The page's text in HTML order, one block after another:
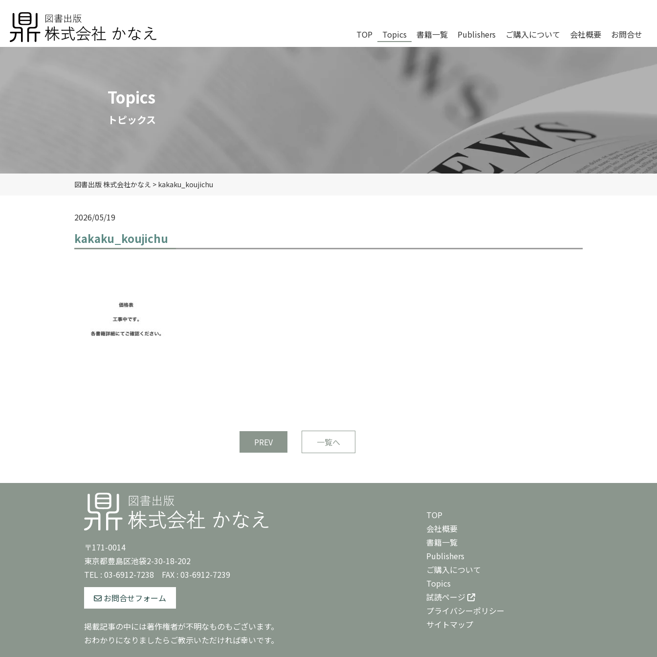
TOP Topics 書籍一覧 Publishers ご購入について 会社概要 お問合せ
Topics
トピックス
図書出版 株式会社かなえ > kakaku_koujichu
2026/05/19
kakaku_koujichu
PREV 一覧へ
〒171-0014
東京都豊島区池袋2-30-18-202
TEL : 03-6912-7238 FAX : 03-6912-7239
お問合せフォーム
掲載記事の中には著作権者が不明なものもございます。
おわかりになりましたらご教示いただければ幸いです。
TOP
会社概要
書籍一覧
Publishers
ご購入について
Topics
試読ページ
プライバシーポリシー
サイトマップ